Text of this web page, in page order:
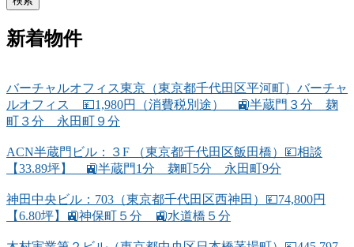
新着物件
バーチャルオフィス東京（東京都千代田区平河町）バーチャ
ルオフィス 💴1,980円（消費税別途） 🚉半蔵門３分 麹
町３分 永田町９分
ACN半蔵門ビル：３F （東京都千代田区飯田橋）💴相談
【33.89坪】 🚉半蔵門1分 麹町5分 永田町9分
神田中央ビル：703（東京都千代田区西神田）💴74,800円
【6.80坪】🚉神保町５分 🚉水道橋５分